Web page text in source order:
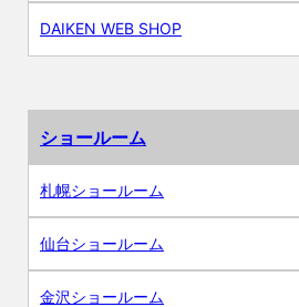
DAIKEN WEB SHOP
ショールーム
札幌ショールーム
仙台ショールーム
金沢ショールーム